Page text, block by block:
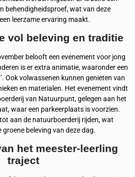
behendigheidsproef, wat van deze
leerzame ervaring maakt.
vol beleving en traditie
belooft een evenement voor jong
is er extra animatie, waaronder een
Ook volwassenen kunnen genieten van
en materialen. Het evenement vindt
van Natuurpunt, gelegen aan het
waar een parkeerplaats is voorzien.
aan de natuurboerderij rijden, wat
groene beleving van deze dag.
het meester-leerling
traject